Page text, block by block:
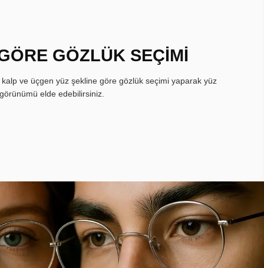
GÖZLÜK SEÇİMİ
ve üçgen yüz şekline göre gözlük seçimi yaparak yüz
elde edebilirsiniz.